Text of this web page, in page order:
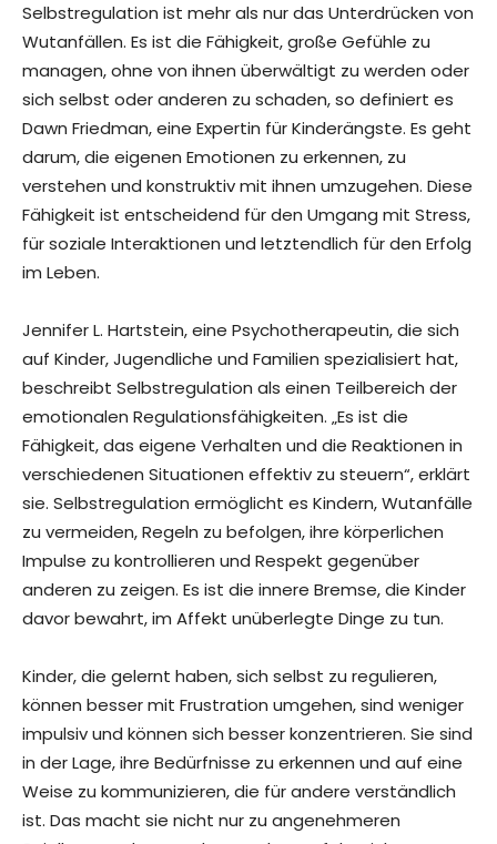
Selbstregulation ist mehr als nur das Unterdrücken von
Wutanfällen. Es ist die Fähigkeit, große Gefühle zu
managen, ohne von ihnen überwältigt zu werden oder
sich selbst oder anderen zu schaden, so definiert es
Dawn Friedman, eine Expertin für Kinderängste. Es geht
darum, die eigenen Emotionen zu erkennen, zu
verstehen und konstruktiv mit ihnen umzugehen. Diese
Fähigkeit ist entscheidend für den Umgang mit Stress,
für soziale Interaktionen und letztendlich für den Erfolg
im Leben.
Jennifer L. Hartstein, eine Psychotherapeutin, die sich
auf Kinder, Jugendliche und Familien spezialisiert hat,
beschreibt Selbstregulation als einen Teilbereich der
emotionalen Regulationsfähigkeiten. „Es ist die
Fähigkeit, das eigene Verhalten und die Reaktionen in
verschiedenen Situationen effektiv zu steuern“, erklärt
sie. Selbstregulation ermöglicht es Kindern, Wutanfälle
zu vermeiden, Regeln zu befolgen, ihre körperlichen
Impulse zu kontrollieren und Respekt gegenüber
anderen zu zeigen. Es ist die innere Bremse, die Kinder
davor bewahrt, im Affekt unüberlegte Dinge zu tun.
Kinder, die gelernt haben, sich selbst zu regulieren,
können besser mit Frustration umgehen, sind weniger
impulsiv und können sich besser konzentrieren. Sie sind
in der Lage, ihre Bedürfnisse zu erkennen und auf eine
Weise zu kommunizieren, die für andere verständlich
ist. Das macht sie nicht nur zu angenehmeren